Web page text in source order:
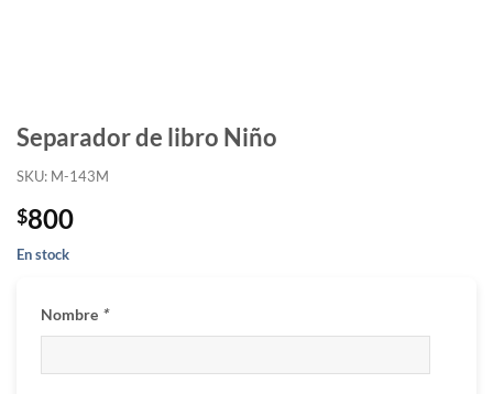
Separador de libro Niño
SKU: M-143M
$800
En stock
Nombre *